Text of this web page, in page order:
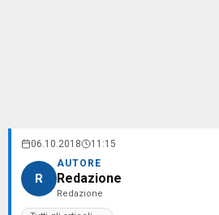
06.10.2018 11:15
R
AUTORE
Redazione
Redazione